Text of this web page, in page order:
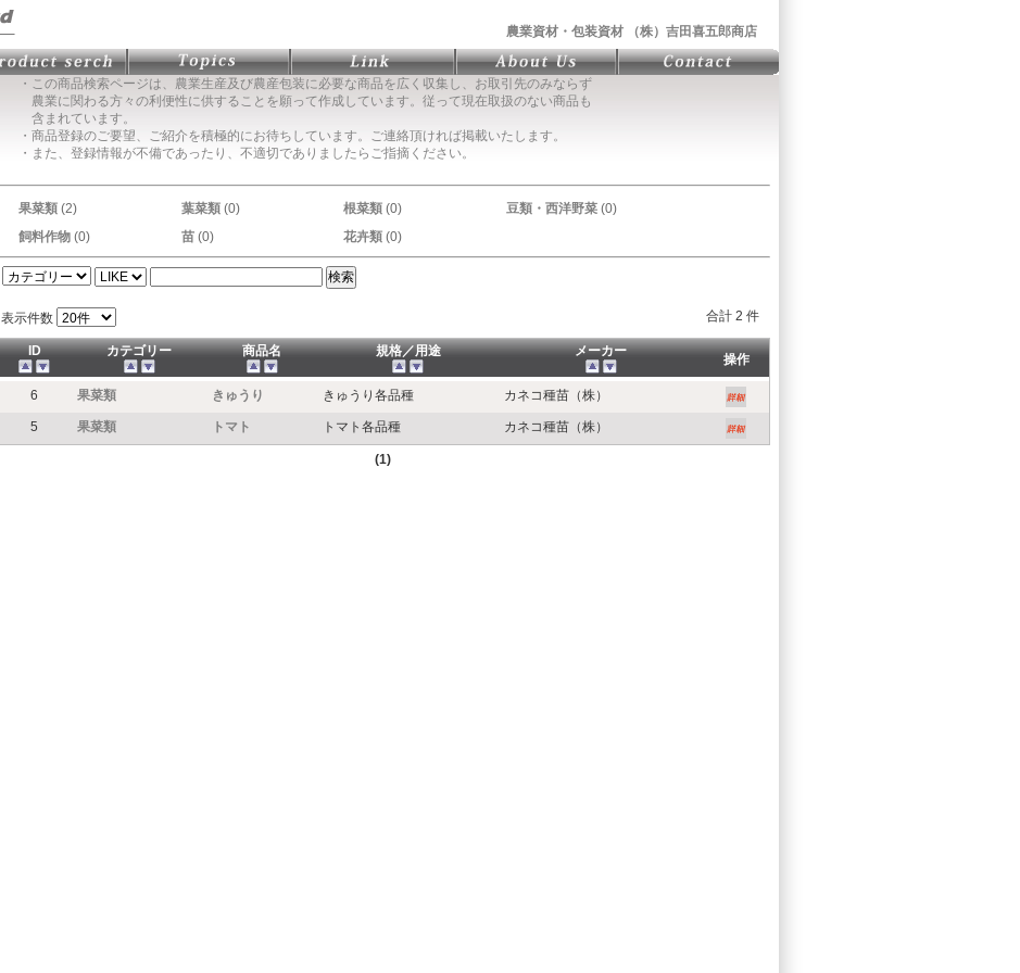
農業資材・包装資材 （株）吉田喜五郎商店
・この商品検索ページは、農業生産及び農産包装に必要な商品を広く収集し、お取引先のみならず
農業に関わる方々の利便性に供することを願って作成しています。従って現在取扱のない商品も
含まれています。
・商品登録のご要望、ご紹介を積極的にお待ちしています。ご連絡頂ければ掲載いたします。
・また、登録情報が不備であったり、不適切でありましたらご指摘ください。
果菜類 (2) 葉菜類(0) 根菜類 (0) 豆類・西洋野菜(0)
飼料作物 (0) 苗(0) 花卉類 (0)
表示件数 合計 2 件
ID カテゴリー 商品名 規格／用途 メーカー
操作
6 果菜類 きゅうり きゅうり各品種 カネコ種苗（株）
5 果菜類 トマト トマト各品種 カネコ種苗（株）
(1)